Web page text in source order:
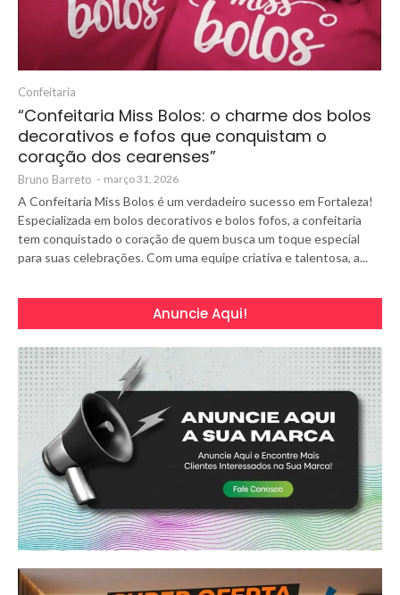
Confeitaria
“Confeitaria Miss Bolos: o charme dos bolos
decorativos e fofos que conquistam o
coração dos cearenses”
Bruno Barreto - março 31, 2026
A Confeitaria Miss Bolos é um verdadeiro sucesso em Fortaleza!
Especializada em bolos decorativos e bolos fofos, a confeitaria
tem conquistado o coração de quem busca um toque especial
para suas celebrações. Com uma equipe criativa e talentosa, a...
Anuncie Aqui!